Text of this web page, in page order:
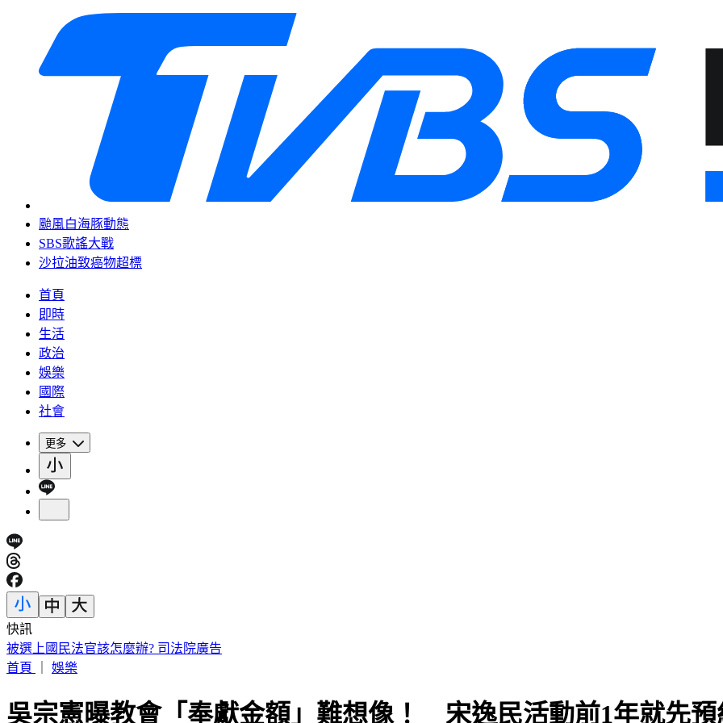
颱風白海豚動態
SBS歌謠大戰
沙拉油致癌物超標
首頁
即時
生活
政治
娛樂
國際
社會
更多
快訊
IU無預警召喚前男友 韓網替「她」心疼：很不舒服
首頁
娛樂
吳宗憲曝教會「奉獻金額」難想像！ 宋逸民活動前1年就先預